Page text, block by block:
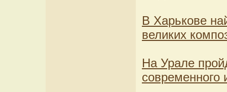
В Харькове
великих
На Урале
современного